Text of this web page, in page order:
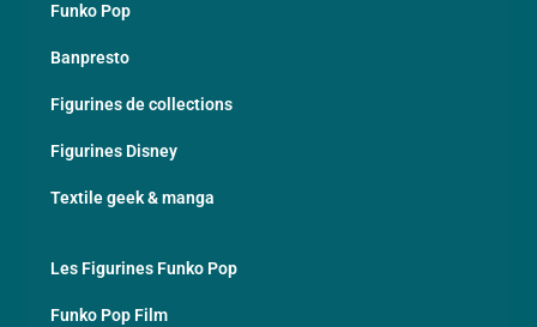
Funko Pop
Banpresto
Figurines de collections
Figurines Disney
Textile geek & manga
Les Figurines Funko Pop
Funko Pop Film